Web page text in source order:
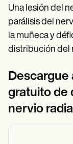
Una lesión del
parálisis del
la muñeca y
distribución del
Descargue
gratuito de
nervio